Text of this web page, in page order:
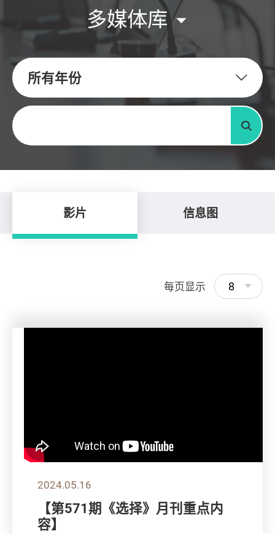
多媒体库
所有年份
关键字
搜寻
影片 信息图
每页显示 8
2024.05.16
【第571期《选择》月刊重点内
容】